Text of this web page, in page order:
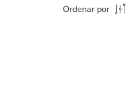
Ordenar por